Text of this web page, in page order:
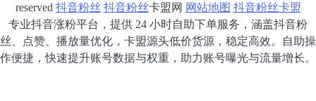
reserved 抖音粉丝 抖音粉丝卡盟网 网站地图 抖音粉丝卡盟
专业抖音涨粉平台，提供 24 小时自助下单服务，涵盖抖音粉
丝、点赞、播放量优化，卡盟源头低价货源，稳定高效。自助操
作便捷，快速提升账号数据与权重，助力账号曝光与流量增长。